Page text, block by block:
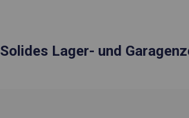
Solides Lager- und